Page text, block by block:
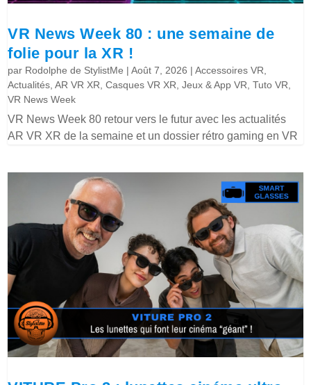
VR News Week 80 : une semaine de
folie pour la XR !
par Rodolphe de StylistMe |Août 7, 2026 |Accessoires VR
Actualités ,AR VR XR ,Casques VR XR ,Jeux & App VR ,Tuto VR
VR News Week
VR News Week 80 retour vers le futur avec les actualités
AR VR XR de la semaine et un dossier rétro gaming en VR